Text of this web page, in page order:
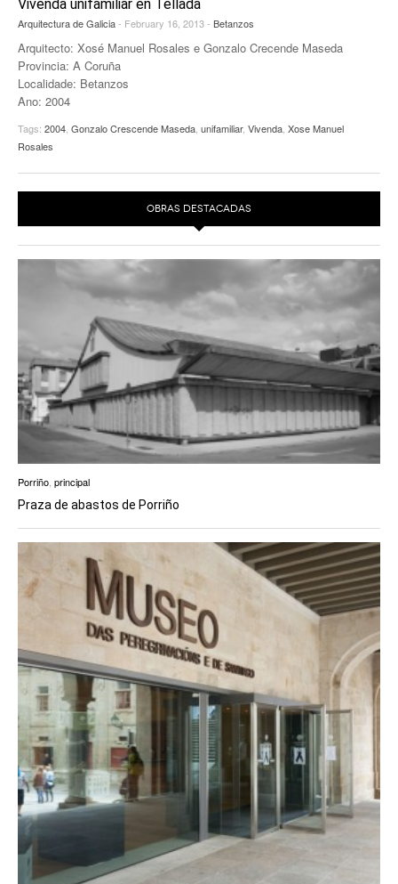
EUROPAN
Vivenda unifamiliar en Tellada
Arquitectura de Galicia- February 16, 2013 - Betanzos
Arquitecto: Xosé Manuel Rosales e Gonzalo Crecende Maseda
Provincia: A Coruña
Localidade: Betanzos
Ano: 2004
Tags: 2004 Gonzalo Crescende Maseda unifamiliar, Vivenda Xose Manuel
Rosales
OBRAS DESTACADAS
Porriño principal
Praza de abastos de Porriño